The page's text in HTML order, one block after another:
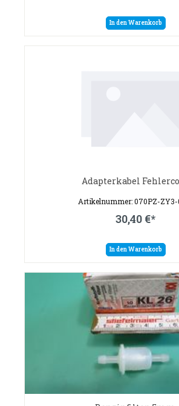
In den Warenkorb
Adapterkabel
Artikelnummer: 070PZ-ZY3-
30,40 €*
In den Warenkorb